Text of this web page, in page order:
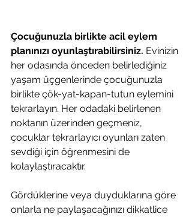
Çocuğunuzla birlikte acil eylem
planınızı oyunlaştırabilirsiniz. Evinizin
her odasında önceden belirlediğiniz
yaşam üçgenlerinde çocuğunuzla
birlikte çök-yat-kapan-tutun eylemini
tekrarlayın. Her odadaki belirlenen
noktanın üzerinden geçmeniz,
çocuklar tekrarlayıcı oyunları zaten
sevdiği için öğrenmesini de
kolaylaştıracaktır.
Gördüklerine veya duyduklarına göre
onlarla ne paylaşacağınızı dikkatlice